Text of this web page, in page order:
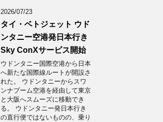
2026/07/23
タイ・ベトジェット ウド
ンタニー空港発日本行き
Sky ConXサービス開始
ウドンタニー国際空港から日本
へ新たな国際線ルートが開設さ
れた。 ウドンタニーからスワ
ンナプーム空港を経由して東京
と大阪へスムーズに移動でき
る。 ウドンタニー発日本行き
の直行便ではないものの、乗り